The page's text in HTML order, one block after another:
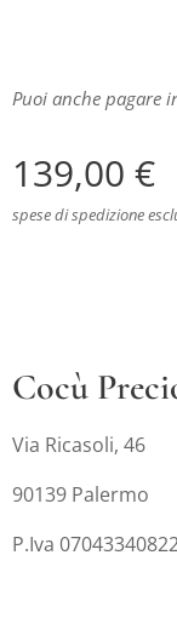
Puoi anche pagare
139,00 €
spese di spedizione
Cocù
Via Ricasoli, 46
90139 Palermo
P.Iva